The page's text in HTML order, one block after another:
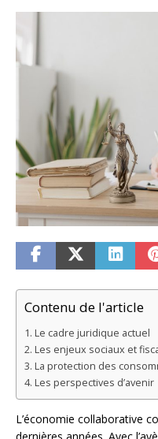
Contenu de l'article
Le cadre juridique actuel
Les enjeux sociaux et
La protection des
Les perspectives d’avenir
L’économie collaborative